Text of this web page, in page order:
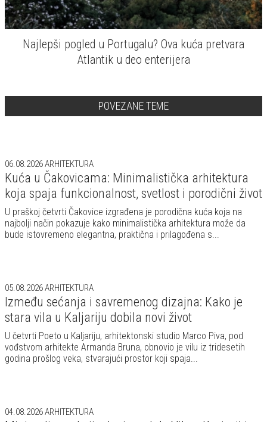
Najlepši pogled u Portugalu? Ova kuća pretvara
Atlantik u deo enterijera
POVEZANE TEME
06.08.2026ARHITEKTURA
Kuća u Čakovicama: Minimalistička arhitektura
koja spaja funkcionalnost, svetlost i porodični život
U praškoj četvrti Čakovice izgrađena je porodična kuća koja na
najbolji način pokazuje kako minimalistička arhitektura može da
bude istovremeno elegantna, praktična i prilagođena s...
05.08.2026ARHITEKTURA
Između sećanja i savremenog dizajna: Kako je
stara vila u Kaljariju dobila novi život
U četvrti Poeto u Kaljariju, arhitektonski studio Marco Piva, pod
vođstvom arhitekte Armanda Bruna, obnovio je vilu iz tridesetih
godina prošlog veka, stvarajući prostor koji spaja...
04.08.2026ARHITEKTURA